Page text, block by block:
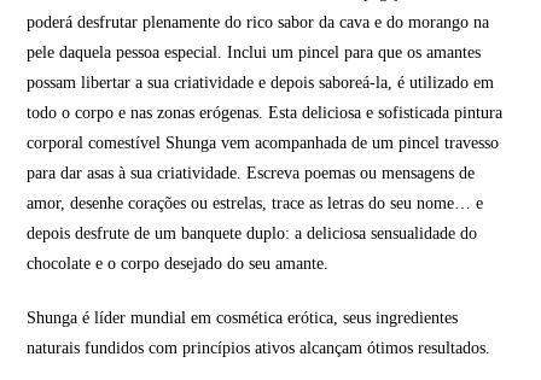
poderá desfrutar plenamente do rico sabor da cava e do morango na
pele daquela pessoa especial. Inclui um pincel para que os amantes
possam libertar a sua criatividade e depois saboreá-la, é utilizado em
todo o corpo e nas zonas erógenas. Esta deliciosa e sofisticada pintura
corporal comestível Shunga vem acompanhada de um pincel travesso
para dar asas à sua criatividade. Escreva poemas ou mensagens de
amor, desenhe corações ou estrelas, trace as letras do seu nome… e
depois desfrute de um banquete duplo: a deliciosa sensualidade do
chocolate e o corpo desejado do seu amante.
Shunga é líder mundial em cosmética erótica, seus ingredientes
naturais fundidos com princípios ativos alcançam ótimos resultados.